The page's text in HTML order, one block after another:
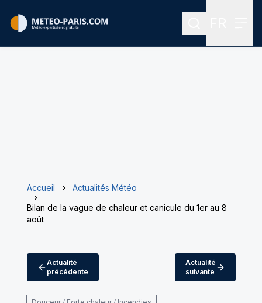
Rechercher
Accueil
Actualités Météo
Bilan de la vague de chaleur et canicule du 1er au 8
août
Actualité
précédente
Actualité
suivante